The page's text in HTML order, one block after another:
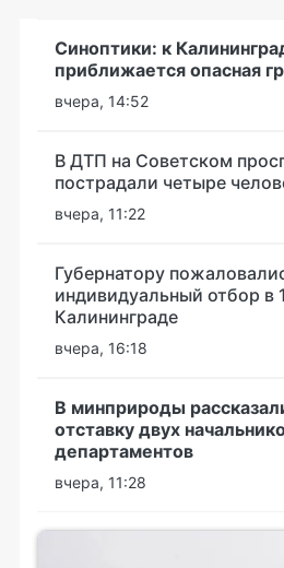
Синоптики: к
приближается опасная
вчера, 14:52
В ДТП на Советском
пострадали четыре
вчера, 11:22
Губернатору
индивидуальный отбор в
Калининграде
вчера, 16:18
В минприроды
отставку двух
департаментов
вчера, 11:28